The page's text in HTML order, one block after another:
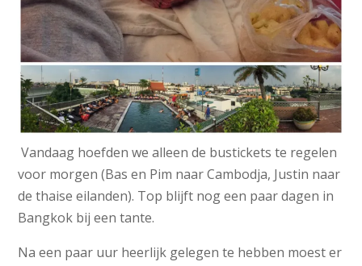
Vandaag hoefden we alleen de bustickets te regelen
voor morgen (Bas en Pim naar Cambodja, Justin naar
de thaise eilanden). Top blijft nog een paar dagen in
Bangkok bij een tante.
Na een paar uur heerlijk gelegen te hebben moest er